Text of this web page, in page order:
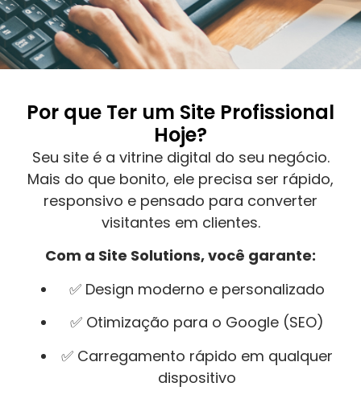
Por que Ter um Site Profissional
Hoje?
Seu site é a vitrine digital do seu negócio.
Mais do que bonito, ele precisa ser rápido,
responsivo e pensado para converter
visitantes em clientes.
Com a Site Solutions, você garante:
✅ Design moderno e personalizado
✅ Otimização para o Google (SEO)
✅ Carregamento rápido em qualquer
dispositivo